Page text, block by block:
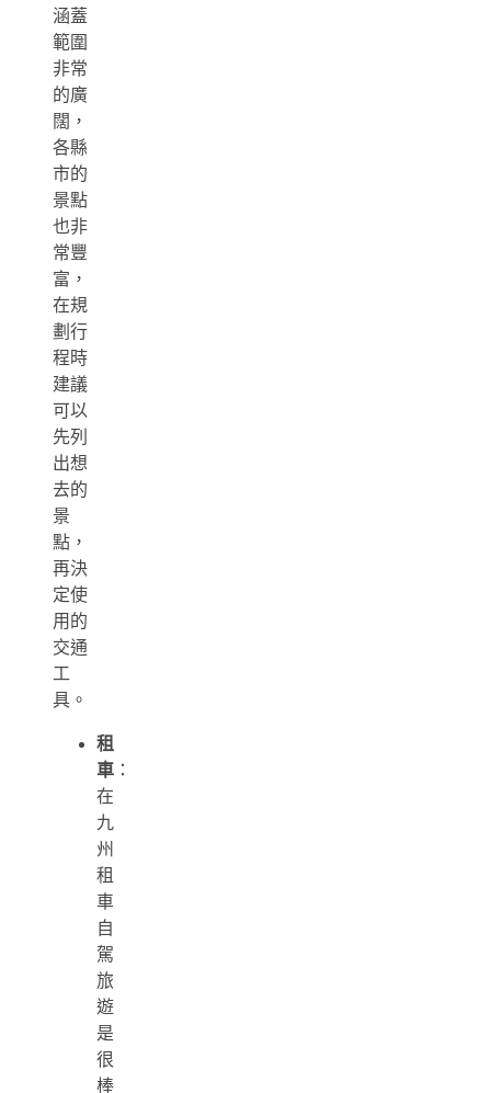
涵蓋
範圍
非常
的廣
闊，
各縣
市的
景點
也非
常豐
富，
在規
劃行
程時
建議
可以
先列
出想
去的
景
點，
再決
定使
用的
交通
工
具。
租
車 ：
在
九
州
租
車
自
駕
旅
遊
是
很
棒